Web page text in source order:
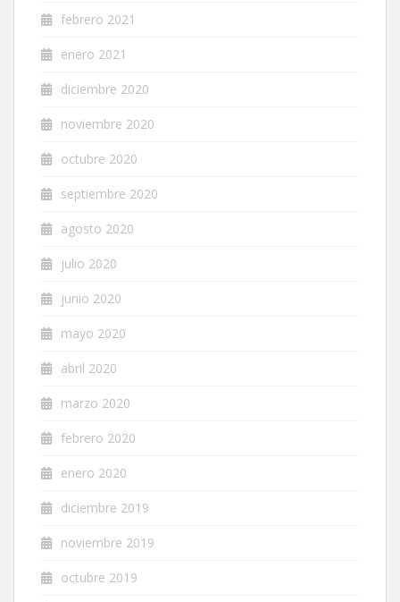
febrero 2021
enero 2021
diciembre 2020
noviembre 2020
octubre 2020
septiembre 2020
agosto 2020
julio 2020
junio 2020
mayo 2020
abril 2020
marzo 2020
febrero 2020
enero 2020
diciembre 2019
noviembre 2019
octubre 2019